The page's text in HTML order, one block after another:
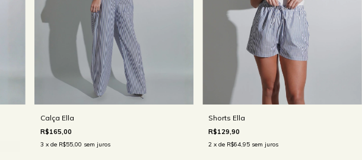
Calça Ella
R$165,00
3 x de R$55,00 sem juros
Shorts Ella
R$129,90
2 x de R$64,95 sem juros